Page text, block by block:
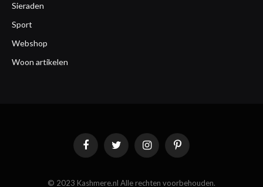
Sieraden
Sport
Webshop
Woon artikelen
FacebookTwitter InstagramPinterest
© 2023 Kashmere.nl Alle rechten voorbehouden.